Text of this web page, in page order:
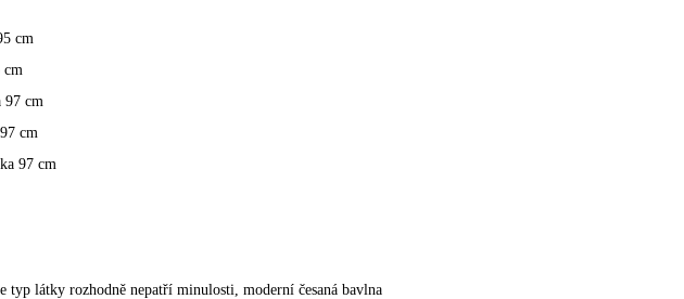
cm
cm
97 cm
cm
97 cm
typ látky rozhodně nepatří minulosti, moderní česaná bavlna